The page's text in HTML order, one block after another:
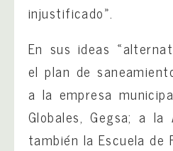
injustificado».
En sus ideas
el plan de
a la empresa
Globales, Gegsa; a
también la Escuela de